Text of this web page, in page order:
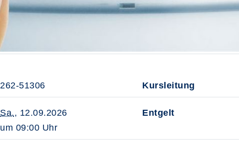
262-51306 Kursleitung
Sa., 12.09.2026
um 09:00 Uhr
Entgelt